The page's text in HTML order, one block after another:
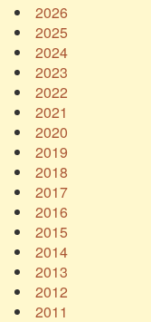
2026
2025
2024
2023
2022
2021
2020
2019
2018
2017
2016
2015
2014
2013
2012
2011